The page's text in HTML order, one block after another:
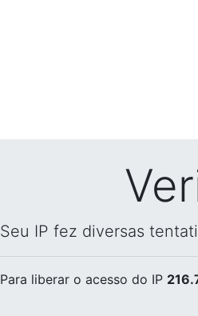
Seu IP fez diversas
Para liberar o acesso do IP